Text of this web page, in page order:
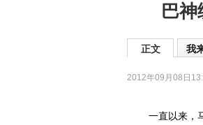
巴
正文 我
2012年09月08日
一直以来，马